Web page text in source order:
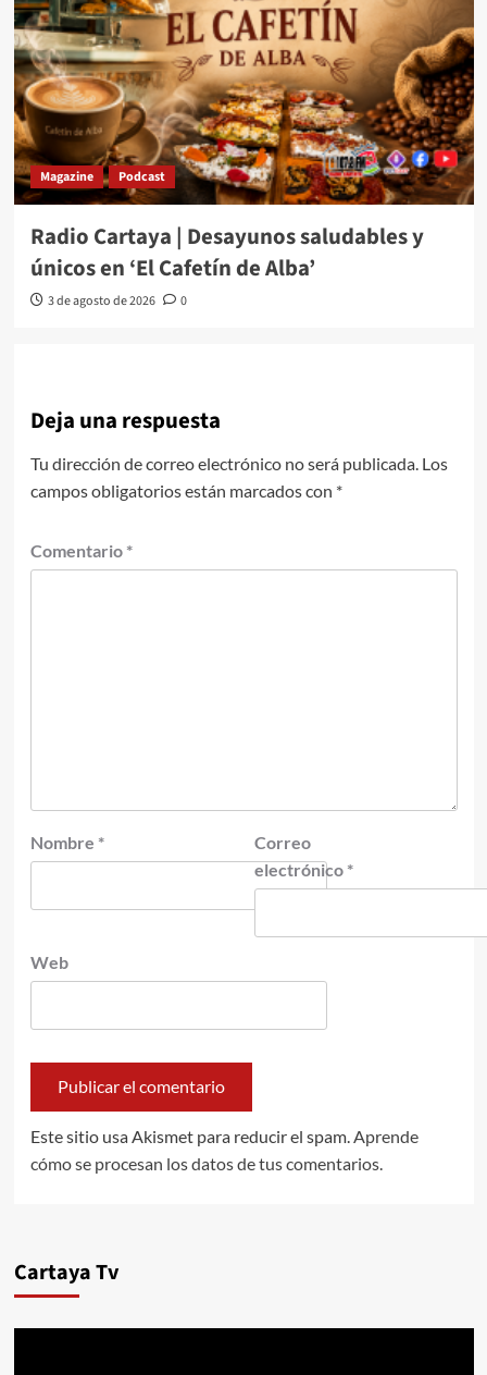
Magazine Podcast
Radio Cartaya | Desayunos saludables y
únicos en ‘El Cafetín de Alba’
3 de agosto de 2026 0
Deja una respuesta
Tu dirección de correo electrónico no será publicada. Los
campos obligatorios están marcados con *
Comentario *
Nombre *
Correo
electrónico *
Web
Este sitio usa Akismet para reducir el spam. Aprende
cómo se procesan los datos de tus comentarios.
Cartaya Tv